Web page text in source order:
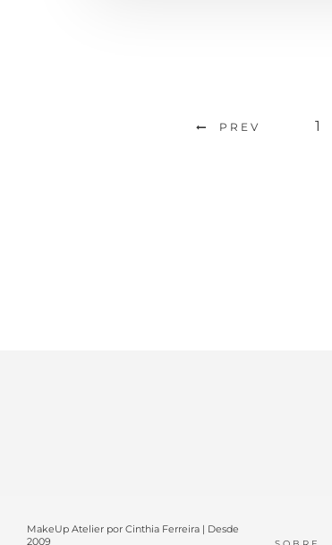
PREV 1
MakeUp Atelier por Cinthia Ferreira | Desde
2009